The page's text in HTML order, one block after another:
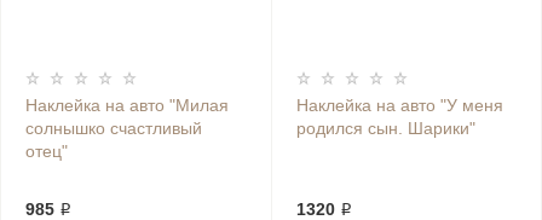
Наклейка на авто "Милая
солнышко счастливый
отец"
985 ₽
Наклейка на авто "У меня
родился сын. Шарики"
1320 ₽